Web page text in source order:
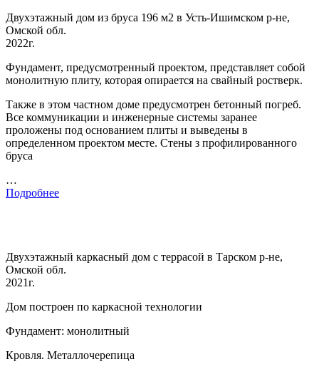
Двухэтажный дом из бруса 196 м2 в Усть-Ишимском р-не,
Омской обл.
2022г.
Фундамент, предусмотренный проектом, представляет собой
монолитную плиту, которая опирается на свайный ростверк.
Также в этом частном доме предусмотрен бетонный погреб.
Все коммуникации и инженерные системы заранее
проложены под основанием плиты и выведены в
определенном проектом месте. Стены з профилированного
бруса
…
Подробнее
Двухэтажный каркасный дом с террасой в Тарском р-не,
Омской обл.
2021г.
Дом построен по каркасной технологии
Фундамент: монолитный
Кровля. Металлочерепица